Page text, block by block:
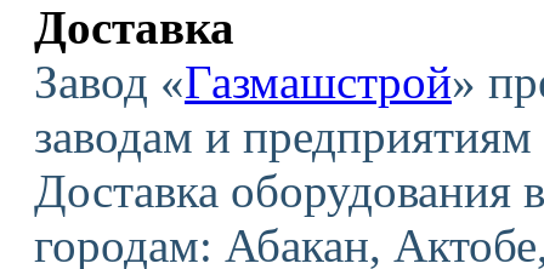
Доставка
Завод «Газмашстрой»
заводам и
Доставка
городам: Абакан,